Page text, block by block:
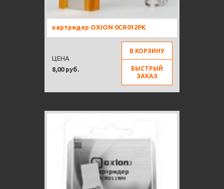
картридер OXION 0CR012PK
8,00 руб.
ЦЕНА
В КОРЗИНУ
БЫСТРЫЙ
ЗАКАЗ